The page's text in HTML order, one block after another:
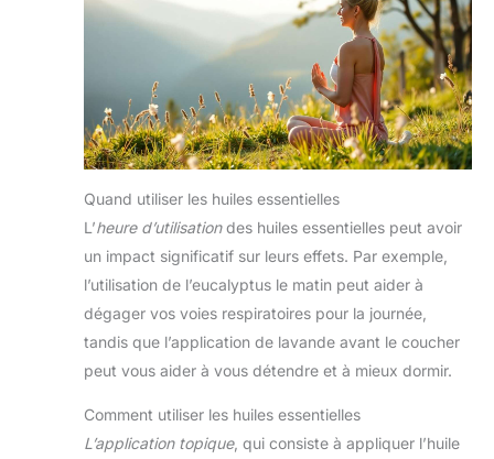
Satisfait ou remboursé ! Assistance
française rapide.
Quand utiliser les huiles essentielles
L’heure d’utilisationdes huiles essentielles peut avoir
un impact significatif sur leurs effets. Par exemple,
l’utilisation de l’eucalyptus le matin peut aider à
dégager vos voies respiratoires pour la journée,
tandis que l’application de lavande avant le coucher
peut vous aider à vous détendre et à mieux dormir.
Comment utiliser les huiles essentielles
L’application topique, qui consiste à appliquer l’huile